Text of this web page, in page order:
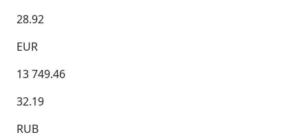
28.92
EUR
13 749.46
32.19
RUB